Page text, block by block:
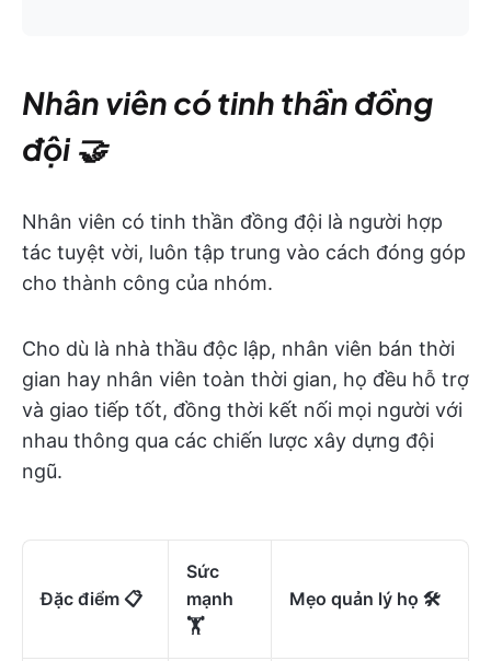
Nhân viên có tinh thần đồng
đội 🤝
Nhân viên có tinh thần đồng đội là người hợp
tác tuyệt vời, luôn tập trung vào cách đóng góp
cho thành công của nhóm.
Cho dù là nhà thầu độc lập, nhân viên bán thời
gian hay nhân viên toàn thời gian, họ đều hỗ trợ
và giao tiếp tốt, đồng thời kết nối mọi người với
nhau thông qua các chiến lược xây dựng đội
ngũ.
Đặc điểm 📋
Sức
mạnh
🏋
Mẹo quản lý họ 🛠️